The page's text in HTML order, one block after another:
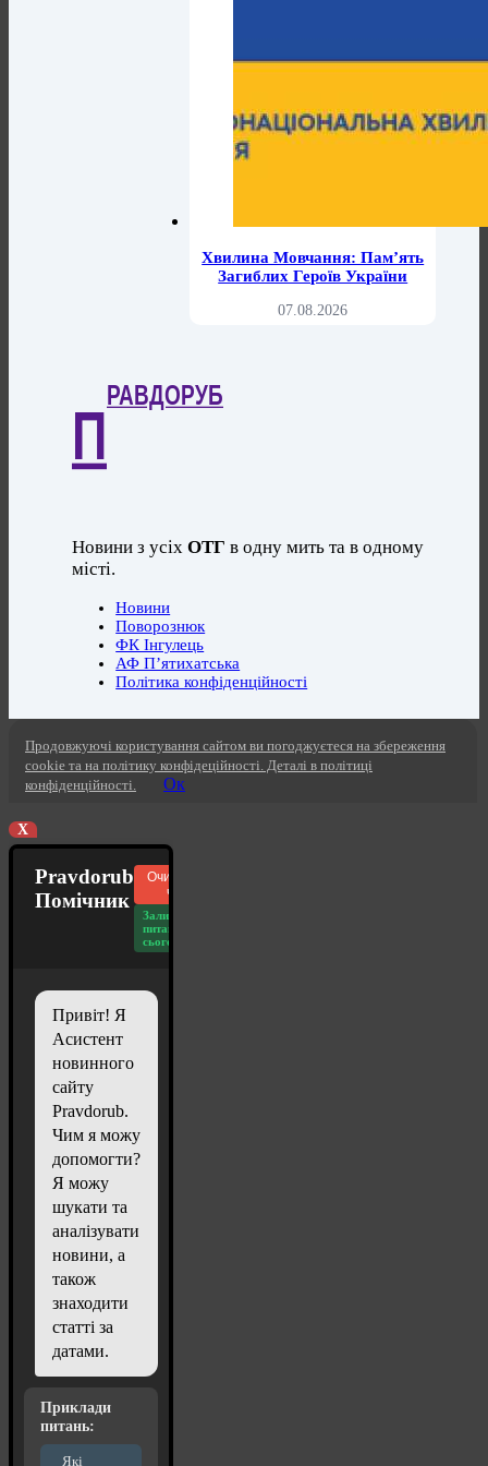
Хвилина Мовчання: Пам’ять
Загиблих Героїв України
07.08.2026
П
РАВДОРУБ
Новини з усіхОТГ в одну мить та в одному
місті.
Новини
Поворознюк
ФК Інгулець
АФ П’ятихатська
Політика конфіденційності
Продовжуючі користування сайтом ви погоджуєтеся на збереження
cookie та на політику конфідеційності. Деталі в політиці
конфіденційності.
Ок
X
Pravdorub
Помічник
Очистити
чат
Залишилось
питань
сьогодні: 20
Привіт! Я
Асистент
новинного
сайту
Pravdorub.
Чим я можу
допомогти?
Я можу
шукати та
аналізувати
новини, а
також
знаходити
статті за
датами.
Приклади
питань:
Які